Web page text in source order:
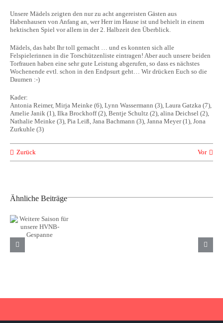
Unsere Mädels zeigten den nur zu acht angereisten Gästen aus
Habenhausen von Anfang an, wer Herr im Hause ist und behielt in einem
hektischen Spiel vor allem in der 2. Halbzeit den Überblick.
Mädels, das habt Ihr toll gemacht … und es konnten sich alle
Felspielerinnen in die Torschützenliste eintragen! Aber auch unsere beiden
Torfrauen haben eine sehr gute Leistung abgerufen, so dass es nächstes
Wochenende evtl. schon in den Endpsurt geht… Wir drücken Euch so die
Daumen :-)
Kader:
Antonia Reimer, Mirja Meinke (6), Lynn Wassermann (3), Laura Gatzka (7),
Amelie Janik (1), Ilka Brockhoff (2), Bentje Schultz (2), alina Deichsel (2),
Nathalie Meinke (3), Pia Leiß, Jana Bachmann (3), Janna Meyer (1), Jona
Zurkuhle (3)
Zurück Vor
Ähnliche Beiträge
Saison für
unsere
HVNB-
Gespanne